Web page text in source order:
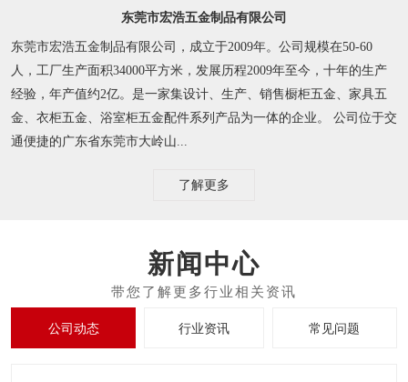
东莞市宏浩五金制品有限公司
东莞市宏浩五金制品有限公司，成立于2009年。公司规模在50-60
人，工厂生产面积34000平方米，发展历程2009年至今，十年的生产
经验，年产值约2亿。是一家集设计、生产、销售橱柜五金、家具五
金、衣柜五金、浴室柜五金配件系列产品为一体的企业。 公司位于交
通便捷的广东省东莞市大岭山...
了解更多
新闻中心
公司动态 行业资讯 常见问题